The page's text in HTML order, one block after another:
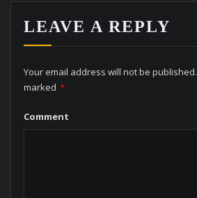
LEAVE A REPLY
Your email address will not be published.
marked *
Comment